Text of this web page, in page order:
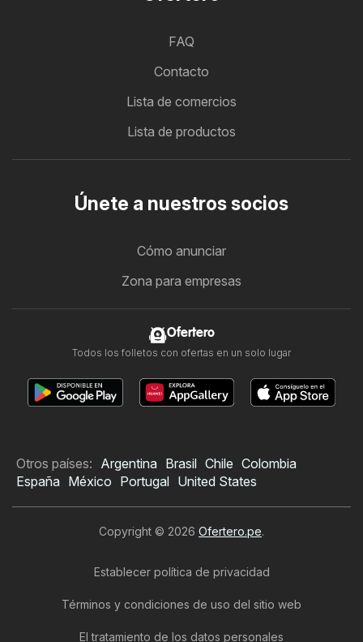
FAQ
Contacto
Lista de comercios
Lista de productos
Únete a nuestros socios
Cómo anunciar
Zona para empresas
Ofertero
Todos los folletos con ofertas en un solo lugar
Otros países: Argentina Brasil Chile Colombia
España México Portugal United States
Copyright © 2026 Ofertero.pe.
Establecer política de privacidad
Términos y condiciones de uso del sitio web
El tratamiento de los datos personales